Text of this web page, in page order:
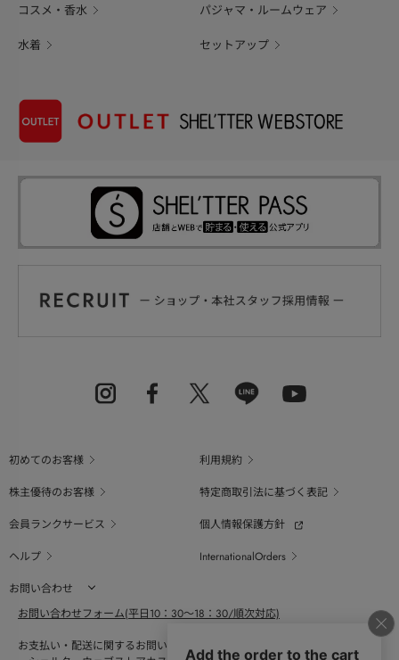
コスメ・香水 パジャマ・ルームウェア
水着 セットアップ
初めてのお客様
利用規約
株主優待のお客様
特定商取引法に基づく表記
会員ランクサービス
個人情報保護方針
ヘルプ
InternationalOrders
お問い合わせ
お問い合わせフォーム(平日10：30～18：30/順次対応)
お支払い・配送に関するお問い合わせ（平日10：30～18：00）